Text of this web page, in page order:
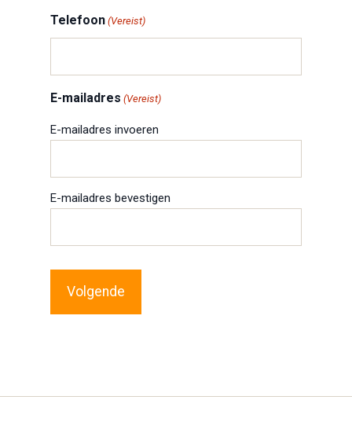
Telefoon (Vereist)
E-mailadres (Vereist)
E-mailadres invoeren
E-mailadres bevestigen